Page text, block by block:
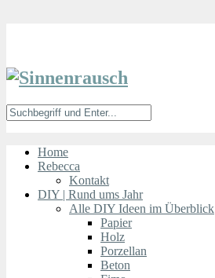
Home
Rebecca
Kontakt
DIY | Rund ums Jahr
Alle DIY Ideen im Überblick
Papier
Holz
Porzellan
Beton